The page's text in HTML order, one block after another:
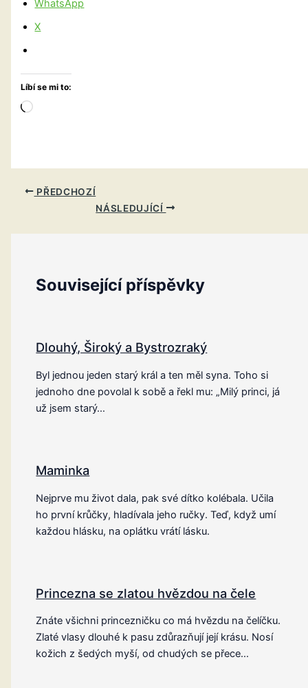
WhatsApp
X
Líbí se mi to:
Načítání…
PŘEDCHOZÍ
NÁSLEDUJÍCÍ
Související příspěvky
Dlouhý, Široký a Bystrozraký
Byl jednou jeden starý král a ten měl syna. Toho si
jednoho dne povolal k sobě a řekl mu: „Milý princi, já
už jsem starý…
Maminka
Nejprve mu život dala, pak své dítko kolébala. Učila
ho první krůčky, hladívala jeho ručky. Teď, když umí
každou hlásku, na oplátku vrátí lásku.
Princezna se zlatou hvězdou na čele
Znáte všichni princezničku co má hvězdu na čelíčku.
Zlaté vlasy dlouhé k pasu zdůrazňují její krásu. Nosí
kožich z šedých myší, od chudých se přece…